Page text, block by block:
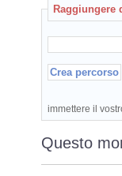
Raggiungere
immettere il
Questo